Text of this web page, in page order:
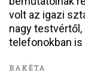
volt az igazi
nagy testvértől,
telefonokban
RAKÉTA